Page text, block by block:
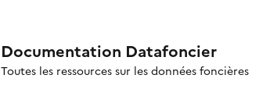
Documentation Datafoncier
Toutes les ressources sur les données foncières